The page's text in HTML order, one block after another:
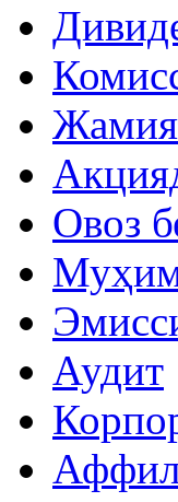
Овоз
Муҳим
Аудит